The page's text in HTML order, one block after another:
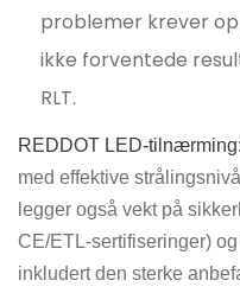
problemer krever
ikke forventede
RLT.
REDDOT LED-tilnærming:
med effektive
legger også vekt på
CE/ETL-sertifiseringer)
inkludert den sterke